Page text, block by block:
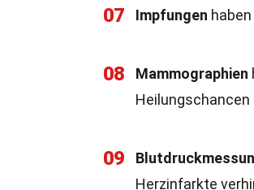
07 Impfungen
08 Mammographien
Heilungschancen
09
Herzinfarkte